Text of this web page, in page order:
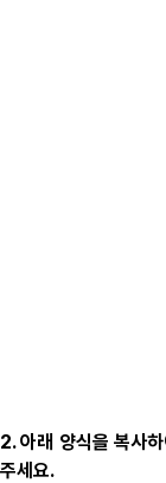
2. 아래 양식을 복사
주세요.